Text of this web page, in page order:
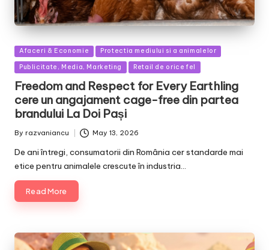
Posted
in
Afaceri & Economie Protectia mediului si a animalelor
Publicitate, Media, Marketing Retail de orice fel
Freedom and Respect for Every Earthling
cere un angajament cage-free din partea
brandului La Doi Pași
Posted
By razvaniancu May 13, 2026
De ani întregi, consumatorii din România cer standarde mai
etice pentru animalele crescute în industria…
Read More